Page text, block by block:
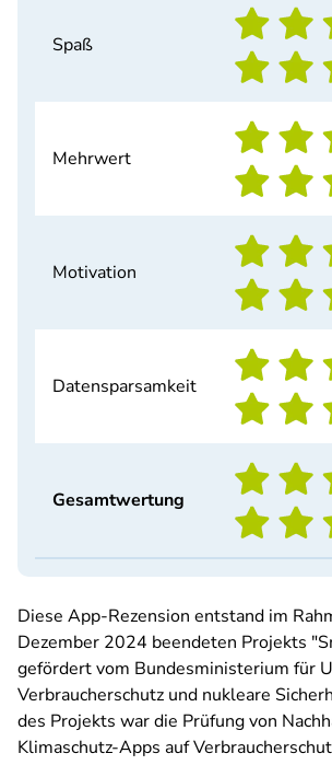
Spaß
Mehrwert
Motivation
Datensparsamkeit
Gesamtwertung
Diese App-Rezension entstand im
Dezember 2024 beendeten Projekts
gefördert vom Bundesministerium für
Verbraucherschutz und nukleare
des Projekts war die Prüfung von
Klimaschutz-Apps auf